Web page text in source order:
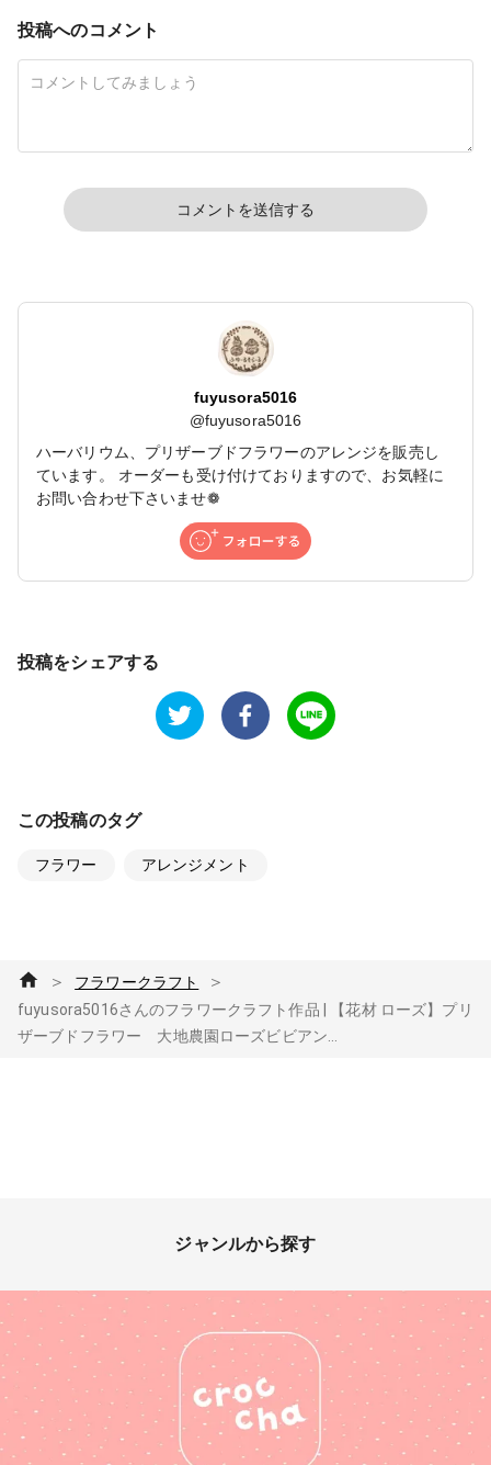
投稿へのコメント
コメントを送信する
fuyusora5016
@fuyusora5016
ハーバリウム、プリザーブドフラワーのアレンジを販売し
ています。 オーダーも受け付けておりますので、お気軽に
お問い合わせ下さいませ❁
投稿をシェアする
この投稿のタグ
フラワー アレンジメント
＞ フラワークラフト ＞
fuyusora5016さんのフラワークラフト作品 | 【花材 ローズ】プリ
ザーブドフラワー 大地農園ローズビビアン...
ジャンルから探す